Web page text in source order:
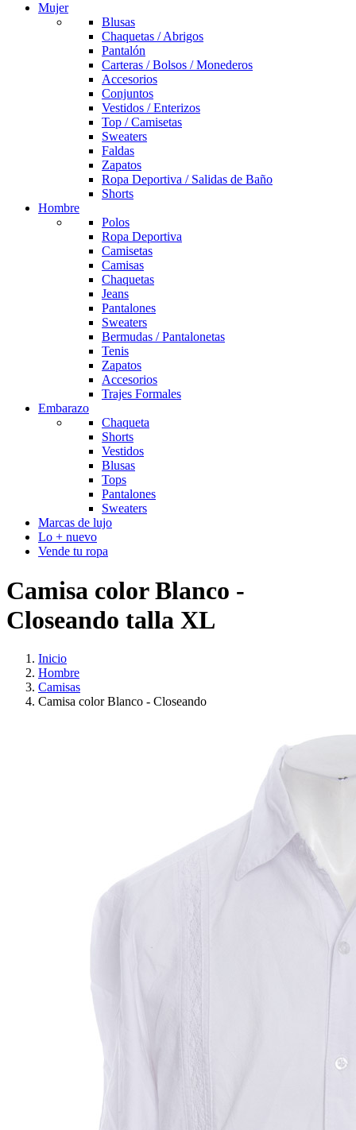
Mujer
Blusas
Chaquetas / Abrigos
Pantalón
Carteras / Bolsos / Monederos
Accesorios
Conjuntos
Vestidos / Enterizos
Top / Camisetas
Sweaters
Faldas
Zapatos
Ropa Deportiva / Salidas de Baño
Shorts
Hombre
Polos
Ropa Deportiva
Camisetas
Camisas
Chaquetas
Jeans
Pantalones
Sweaters
Bermudas / Pantalonetas
Tenis
Zapatos
Accesorios
Trajes Formales
Embarazo
Chaqueta
Shorts
Vestidos
Blusas
Tops
Pantalones
Sweaters
Marcas de lujo
Lo + nuevo
Vende tu ropa
Camisa color Blanco -
Closeando talla XL
Inicio
Hombre
Camisas
Camisa color Blanco - Closeando